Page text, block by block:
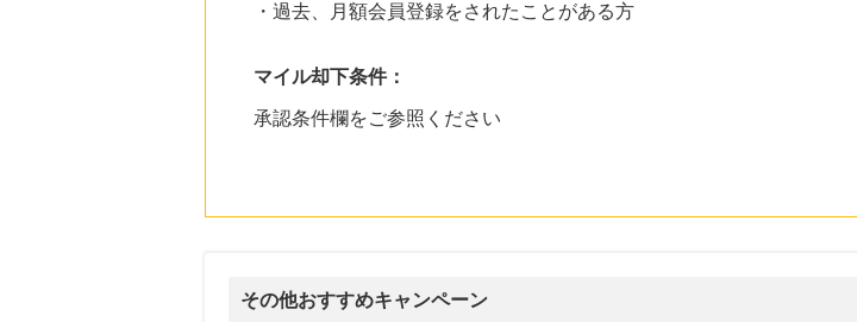
・過去、月額会員登録をされたことがある方
マイル却下条件：
承認条件欄をご参照ください
その他おすすめキャンペーン